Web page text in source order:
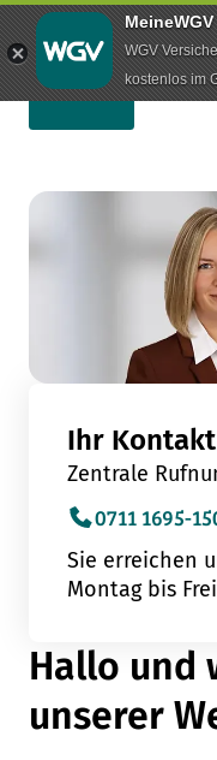
MeineWGV
WGV
kostenlos im
Ihr
Zentrale
0711 1695-
Sie erreichen
Montag bis
Hallo und
unserer